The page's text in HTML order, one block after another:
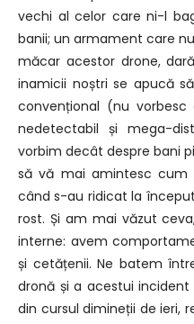
vechi al celor care ni-l
banii; un armament care
măcar acestor drone,
inamicii noștri se apucă
convențional (nu
nedetectabil și mega-
vorbim decât despre bani
să vă mai amintesc cum
când s-au ridicat la
rost. Și am mai văzut
interne: avem
și cetățenii. Ne batem
dronă și a acestui
din cursul dimineții de ieri,